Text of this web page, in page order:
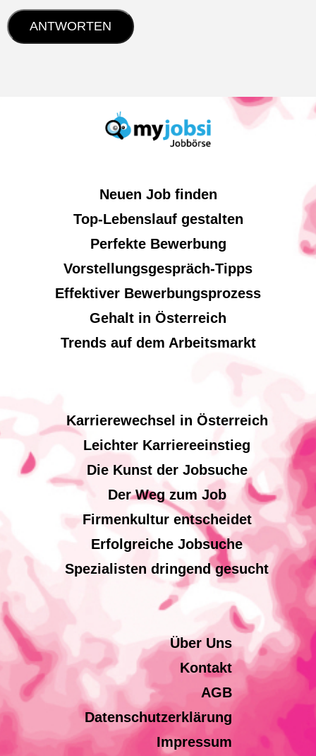
Neuen Job finden
Top-Lebenslauf gestalten
Perfekte Bewerbung
Vorstellungsgespräch-Tipps
Effektiver Bewerbungsprozess
Gehalt in Österreich
Trends auf dem Arbeitsmarkt
Karrierewechsel in Österreich
Leichter Karriereeinstieg
Die Kunst der Jobsuche
Der Weg zum Job
Firmenkultur entscheidet
Erfolgreiche Jobsuche
Spezialisten dringend gesucht
Über Uns
Kontakt
AGB
Datenschutzerklärung
Impressum